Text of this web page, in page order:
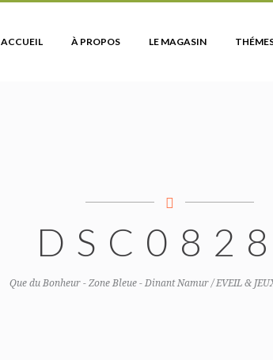
ACCUEIL À PROPOS LE MAGASIN
Que du Bonheur - Zone Bleue - Dinant Namur/EVEIL &